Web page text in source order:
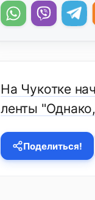
На Чукотке
ленты
Поделиться!